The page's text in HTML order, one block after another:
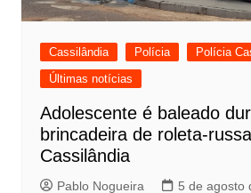
Cassilândia Polícia
Polícia
Últimas notícias
Adolescente é baleado
brincadeira de roleta-
Cassilândia
Pablo Nogueira 5 de agosto